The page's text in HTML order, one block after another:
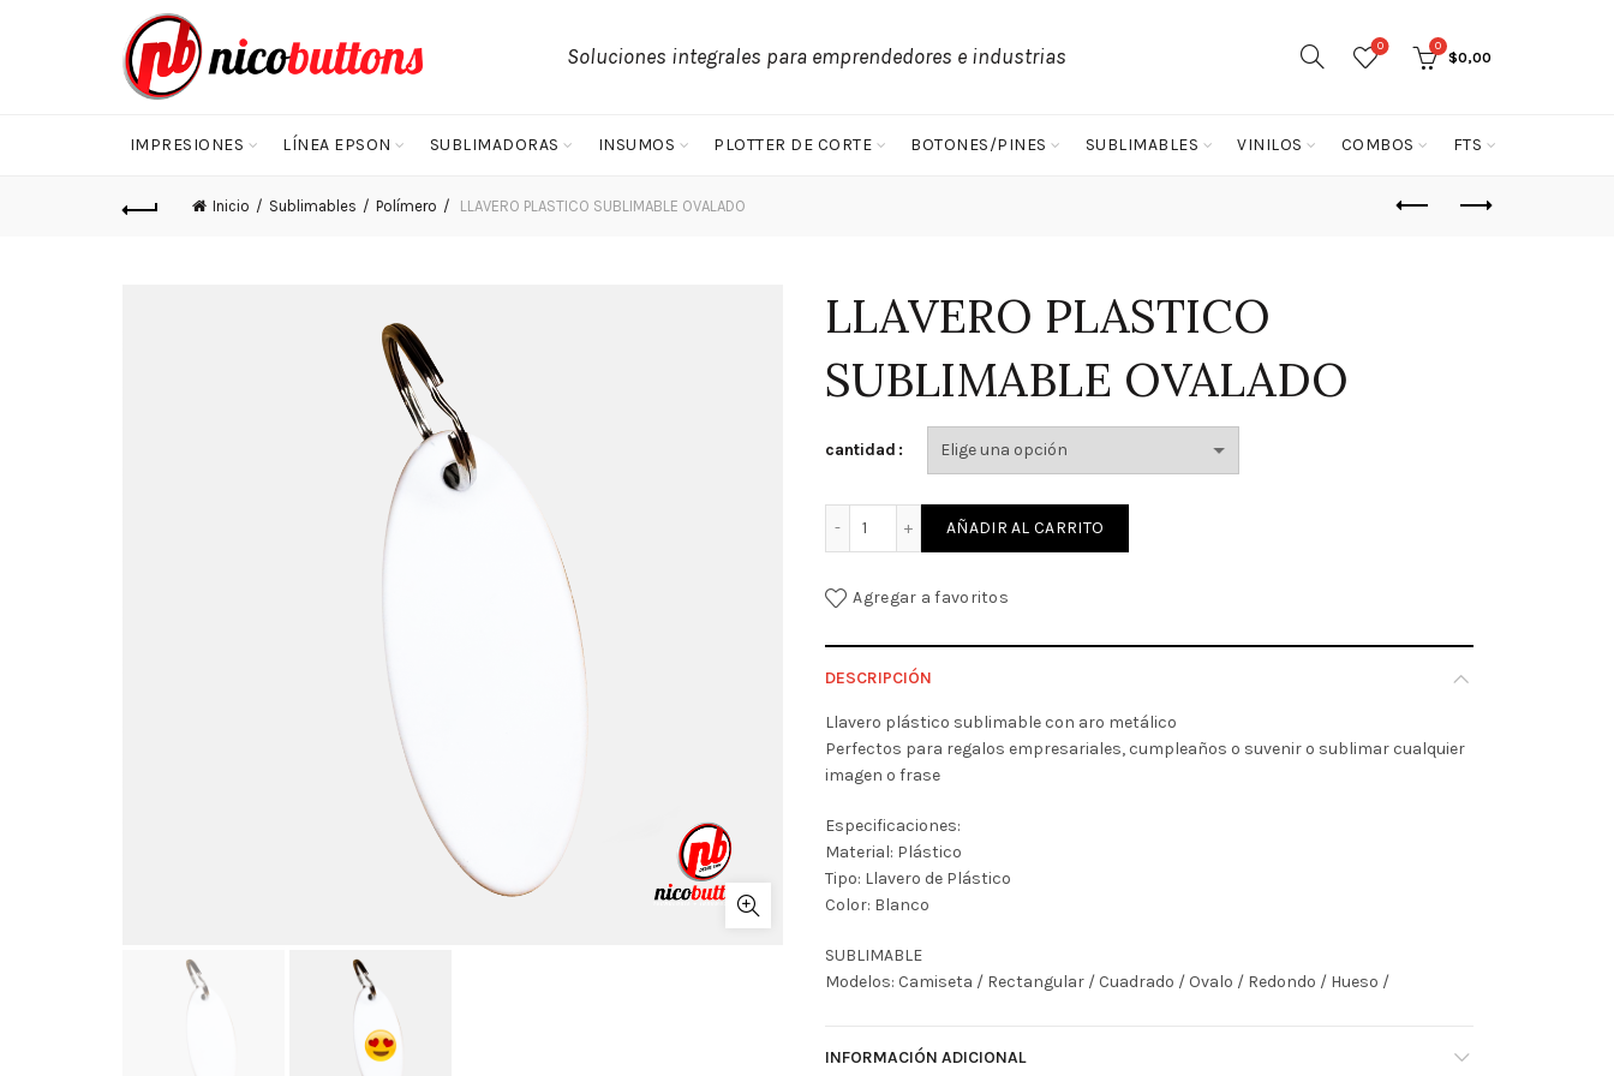
Soluciones integrales para emprendedores e industrias 0 0
$0,00
IMPRESIONES LÍNEA EPSON SUBLIMADORAS INSUMOS PLOTTER DE CORTE BOTONES/PINES SUBLIMABLES VINILOS COMBOS FTS
Inicio Sublimables Polímero LLAVERO PLASTICO SUBLIMABLE OVALADO
LLAVERO PLASTICO
SUBLIMABLE OVALADO
cantidad
LLAVERO PLASTICO SUBLIMABLE OVALADO cantidad
AÑADIR AL CARRITO
Agregar a favoritos
DESCRIPCIÓN
Llavero plástico sublimable con aro metálico
Perfectos para regalos empresariales, cumpleaños o suvenir o sublimar cualquier
imagen o frase
Especificaciones:
Material: Plástico
Tipo: Llavero de Plástico
Color: Blanco
SUBLIMABLE
Modelos: Camiseta / Rectangular / Cuadrado / Ovalo / Redondo / Hueso /
INFORMACIÓN ADICIONAL